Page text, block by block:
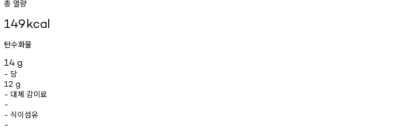
총 열량
149kcal
탄수화물
14 g
- 당
12 g
- 대체 감미료
-
- 식이섬유
-